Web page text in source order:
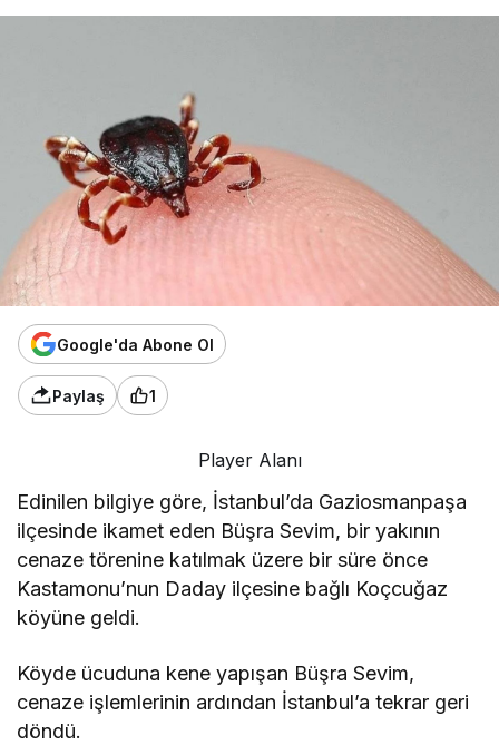
Google'da Abone Ol
Paylaş 1
Player Alanı
Edinilen bilgiye göre, İstanbul’da Gaziosmanpaşa
ilçesinde ikamet eden Büşra Sevim, bir yakının
cenaze törenine katılmak üzere bir süre önce
Kastamonu’nun Daday ilçesine bağlı Koçcuğaz
köyüne geldi.
Köyde ücuduna kene yapışan Büşra Sevim,
cenaze işlemlerinin ardından İstanbul’a tekrar geri
döndü.